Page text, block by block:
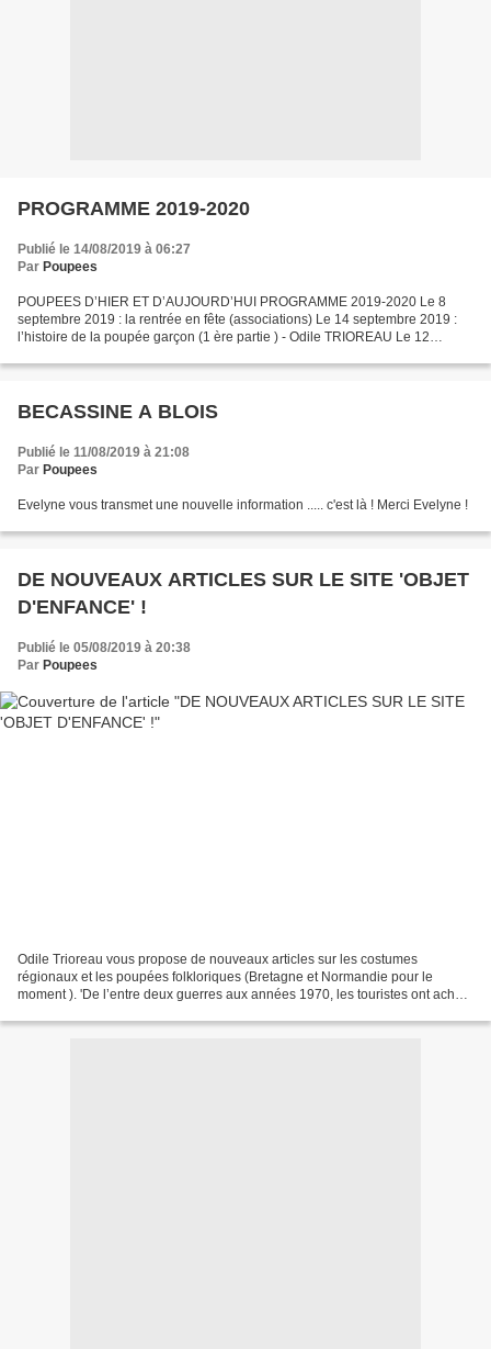
PROGRAMME 2019-2020
Publié le 14/08/2019 à 06:27
Par Poupees
POUPEES D’HIER ET D’AUJOURD’HUI PROGRAMME 2019-2020 Le 8
septembre 2019 : la rentrée en fête (associations) Le 14 septembre 2019 :
l’histoire de la poupée garçon (1 ère partie ) - Odile TRIOREAU Le 12
BECASSINE A BLOIS
Publié le 11/08/2019 à 21:08
Par Poupees
Evelyne vous transmet une nouvelle information ..... c'est là ! Merci Evelyne !
DE NOUVEAUX ARTICLES SUR LE SITE 'OBJET
D'ENFANCE' !
Publié le 05/08/2019 à 20:38
Par Poupees
Odile Trioreau vous propose de nouveaux articles sur les costumes
régionaux et les poupées folkloriques (Bretagne et Normandie pour le
moment ). 'De l’entre deux guerres aux années 1970, les touristes ont acheté